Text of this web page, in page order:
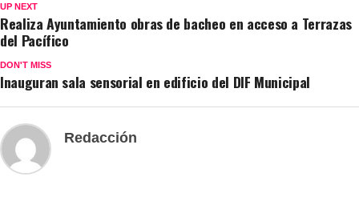
UP NEXT
Realiza Ayuntamiento obras de bacheo en acceso a Terrazas
del Pacífico
DON'T MISS
Inauguran sala sensorial en edificio del DIF Municipal
Redacción